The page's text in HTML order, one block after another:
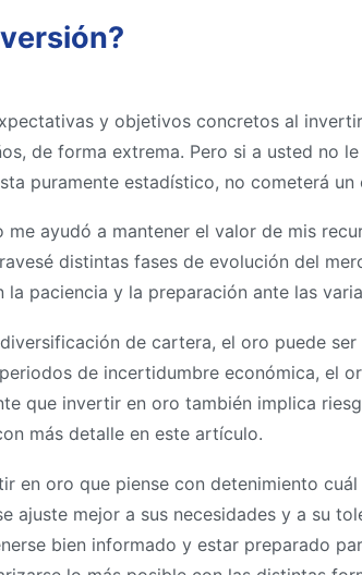
y objetivos concretos al
de forma extrema. Pero si a usted no
puramente estadístico, no cometerá
ayudó a mantener el valor de mis
distintas fases de evolución del
paciencia y la preparación ante las
de cartera, el oro puede
de incertidumbre económica, el
que invertir en oro también implica
más detalle en este artículo.
en oro que piense con detenimiento
ajuste mejor a sus necesidades y a su
bien informado y estar preparado